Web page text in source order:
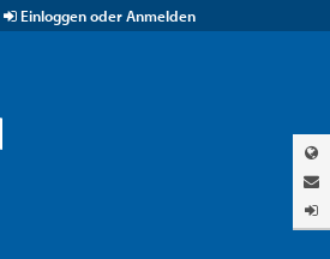
Einloggen oder Anmelden